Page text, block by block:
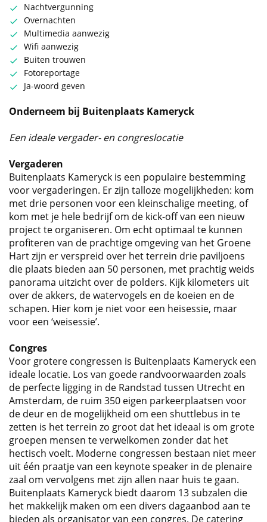
Nachtvergunning
Overnachten
Multimedia aanwezig
Wifi aanwezig
Buiten trouwen
Fotoreportage
Ja-woord geven
Onderneem bij Buitenplaats Kameryck
Een ideale vergader- en congreslocatie
Vergaderen
Buitenplaats Kameryck is een populaire bestemming
voor vergaderingen. Er zijn talloze mogelijkheden: kom
met drie personen voor een kleinschalige meeting, of
kom met je hele bedrijf om de kick-off van een nieuw
project te organiseren. Om echt optimaal te kunnen
profiteren van de prachtige omgeving van het Groene
Hart zijn er verspreid over het terrein drie paviljoens
die plaats bieden aan 50 personen, met prachtig weids
panorama uitzicht over de polders. Kijk kilometers uit
over de akkers, de watervogels en de koeien en de
schapen. Hier kom je niet voor een heisessie, maar
voor een ‘weisessie’.
Congres
Voor grotere congressen is Buitenplaats Kameryck een
ideale locatie. Los van goede randvoorwaarden zoals
de perfecte ligging in de Randstad tussen Utrecht en
Amsterdam, de ruim 350 eigen parkeerplaatsen voor
de deur en de mogelijkheid om een shuttlebus in te
zetten is het terrein zo groot dat het ideaal is om grote
groepen mensen te verwelkomen zonder dat het
hectisch voelt. Moderne congressen bestaan niet meer
uit één praatje van een keynote speaker in de plenaire
zaal om vervolgens met zijn allen naar huis te gaan.
Buitenplaats Kameryck biedt daarom 13 subzalen die
het makkelijk maken om een divers dagaanbod aan te
bieden als organisator van een congres. De catering